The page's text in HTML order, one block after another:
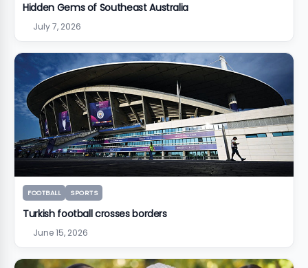
Hidden Gems of Southeast Australia
July 7, 2026
FOOTBALL SPORTS
Turkish football crosses borders
June 15, 2026